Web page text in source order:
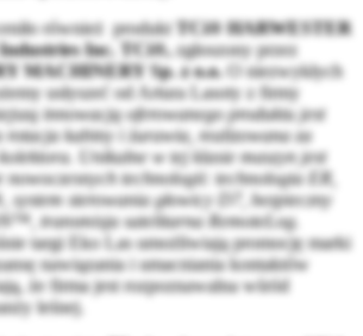
również produkt TCi® HARWESTER
Industries Inc. TCi®,zgłoszony przez
MACHINERY Sp. z o.o.
O niezwykłych
usłyszeć od Artura Lasoty z firmy
innowacją oferowanego produktu jest
rotacja kabiny i żurawia, realizowana za
Unikalne w tej klasie maszyn jest
nowoczesnych technologii: technologia ER,
sterowania głowicy D7, bezpieczny
transmisja satelitarna RemoteLog.
targi Eko Las umożliwiają promocję marki
nawiązania i umacniania kontaktów
że firma jest rozpoznawalna wśród
leśnej.